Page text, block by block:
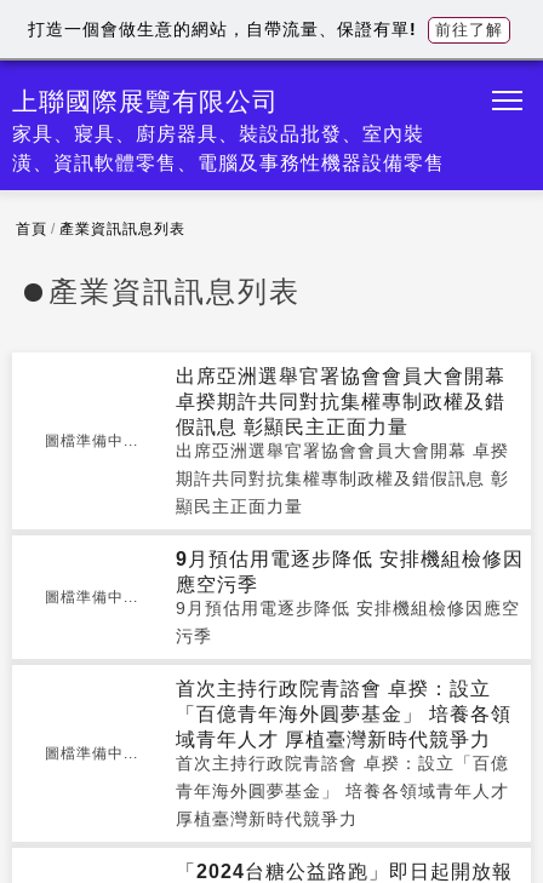
上聯國際展覽有限公司
家具、寢具、廚房器具、裝設品批發、室內裝
潢、資訊軟體零售、電腦及事務性機器設備零售
首頁 / 產業資訊訊息列表
產業資訊訊息列表
圖檔準備中...
出席亞洲選舉官署協會會員大會開幕
卓揆期許共同對抗集權專制政權及錯
假訊息 彰顯民主正面力量
出席亞洲選舉官署協會會員大會開幕 卓揆
期許共同對抗集權專制政權及錯假訊息 彰
顯民主正面力量
圖檔準備中...
9月預估用電逐步降低 安排機組檢修因
應空污季
9月預估用電逐步降低 安排機組檢修因應空
污季
圖檔準備中...
首次主持行政院青諮會 卓揆：設立
「百億青年海外圓夢基金」 培養各領
域青年人才 厚植臺灣新時代競爭力
首次主持行政院青諮會 卓揆：設立「百億
青年海外圓夢基金」 培養各領域青年人才
厚植臺灣新時代競爭力
「2024台糖公益路跑」即日起開放報
打造一個會做生意的網站，自帶流量、保證有單! 前往了解